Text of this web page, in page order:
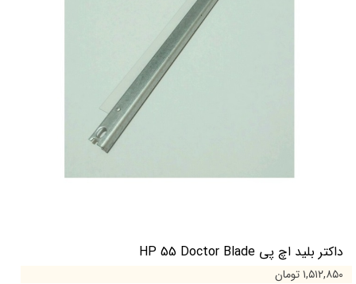
داکتر بلید اچ پی HP 55 Doctor Blade
۱,۵۱۲,۸۵۰ تومان